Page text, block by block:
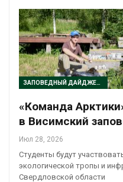
ЗАПОВЕДНЫЙ ДАЙДЖЕСТ
«Команда
в Висимский
Июл 28, 2026
Студенты будут
экологической тропы и
Свердловской области